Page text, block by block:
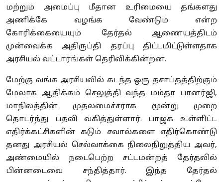
மற்றும் அமைப்பு மீதான உரிமையை தங்களது
அணிக்கே வழங்க வேண்டும் என்ற
கோரிக்கையையும் தேர்தல் ஆணையத்திடம்
முன்வைக்க அதிருப்தி தரப்பு திட்டமிட்டுள்ளதாக
அரசியல் வட்டாரங்கள் தெரிவிக்கின்றன.
மேற்கு வங்க அரசியலில் கடந்த ஒரு தசாப்தத்திற்கும்
மேலாக ஆதிக்கம் செலுத்தி வந்த மம்தா பானர்ஜி,
மாநிலத்தின் முதலமைச்சராக மூன்று முறை
தொடர்ந்து பதவி வகித்துள்ளார். பாஜக உள்ளிட்ட
எதிர்க்கட்சிகளின் கடும் சவால்களை எதிர்கொண்டு
தனது அரசியல் செல்வாக்கை நிலைநிறுத்திய அவர்,
அண்மையில் நடைபெற்ற சட்டமன்றத் தேர்தலில்
பின்னடைவை சந்தித்தார். இந்த தேர்தல்